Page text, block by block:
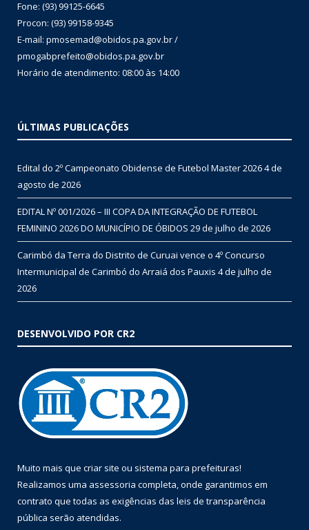
Fone: (93) 99125-6645
Procon: (93) 99158-9345
E-mail: pmosemad@obidos.pa.gov.br /
pmogabprefeito@obidos.pa.gov.br
Horário de atendimento: 08:00 às 14:00
ÚLTIMAS PUBLICAÇÕES
Edital do 2º Campeonato Obidense de Futebol Master 20264 de
agosto de 2026
EDITAL Nº 001/2026 – III COPA DA INTEGRAÇÃO DE FUTEBOL
FEMININO 2026 DO MUNICÍPIO DE ÓBIDOS 29 de julho de 2026
Carimbó da Terra do Distrito de Curuai vence o 4º Concurso
Intermunicipal de Carimbó do Arraiá dos Pauxis 4 de julho de
2026
DESENVOLVIDO POR CR2
Muito mais que criar site ou sistema para prefeituras!
Realizamos uma assessoria completa, onde garantimos em
contrato que todas as exigências das leis de transparência
pública serão atendidas.